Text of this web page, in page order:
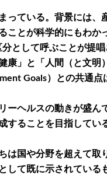
っている。背景には
ことが科学的にもわ
として呼ぶことが提
康」と「人間（と文
Goals）との共通
ーヘルスの動きが盛
することを目指して
は国や分野を超えて
して既に示されている